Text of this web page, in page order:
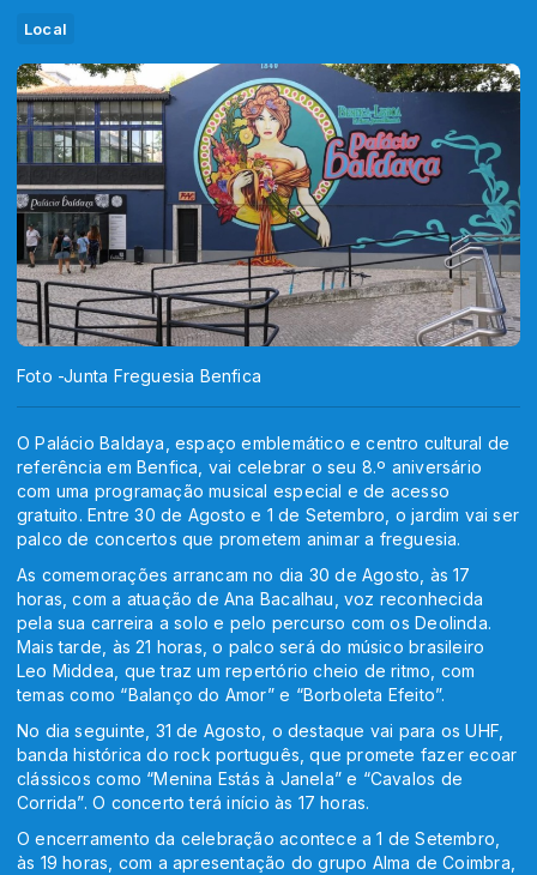
Local
Foto -Junta Freguesia Benfica
O Palácio Baldaya, espaço emblemático e centro cultural de
referência em Benfica, vai celebrar o seu 8.º aniversário
com uma programação musical especial e de acesso
gratuito. Entre 30 de Agosto e 1 de Setembro, o jardim vai ser
palco de concertos que prometem animar a freguesia.
As comemorações arrancam no dia 30 de Agosto, às 17
horas, com a atuação de Ana Bacalhau, voz reconhecida
pela sua carreira a solo e pelo percurso com os Deolinda.
Mais tarde, às 21 horas, o palco será do músico brasileiro
Leo Middea, que traz um repertório cheio de ritmo, com
temas como “Balanço do Amor” e “Borboleta Efeito”.
No dia seguinte, 31 de Agosto, o destaque vai para os UHF,
banda histórica do rock português, que promete fazer ecoar
clássicos como “Menina Estás à Janela” e “Cavalos de
Corrida”. O concerto terá início às 17 horas.
O encerramento da celebração acontece a 1 de Setembro,
às 19 horas, com a apresentação do grupo Alma de Coimbra,